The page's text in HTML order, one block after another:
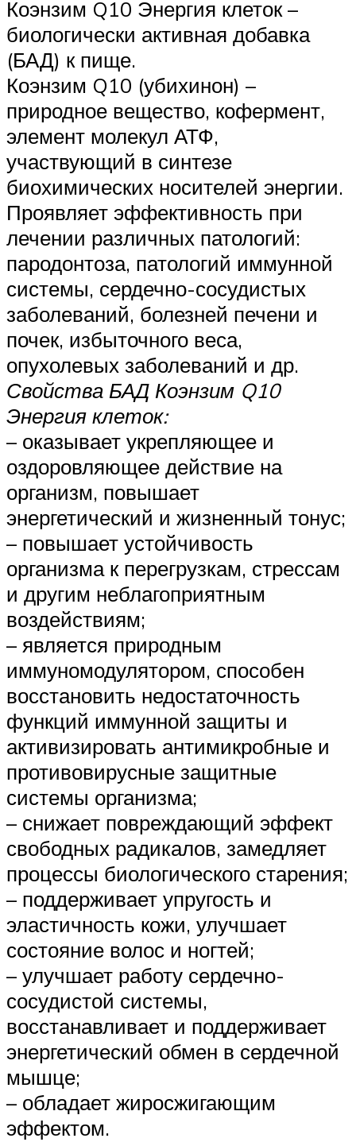
Коэнзим Q10 Энергия клеток –
биологически активная добавка
(БАД) к пище.
Коэнзим Q10 (убихинон) –
природное вещество, кофермент,
элемент молекул АТФ,
участвующий в синтезе
биохимических носителей энергии.
Проявляет эффективность при
лечении различных патологий:
пародонтоза, патологий иммунной
системы, сердечно-сосудистых
заболеваний, болезней печени и
почек, избыточного веса,
опухолевых заболеваний и др.
Свойства БАД Коэнзим Q10
Энергия клеток:
– оказывает укрепляющее и
оздоровляющее действие на
организм, повышает
энергетический и жизненный тонус;
– повышает устойчивость
организма к перегрузкам, стрессам
и другим неблагоприятным
воздействиям;
– является природным
иммуномодулятором, способен
восстановить недостаточность
функций иммунной защиты и
активизировать антимикробные и
противовирусные защитные
системы организма;
– снижает повреждающий эффект
свободных радикалов, замедляет
процессы биологического старения;
– поддерживает упругость и
эластичность кожи, улучшает
состояние волос и ногтей;
– улучшает работу сердечно-
сосудистой системы,
восстанавливает и поддерживает
энергетический обмен в сердечной
мышце;
– обладает жиросжигающим
эффектом.